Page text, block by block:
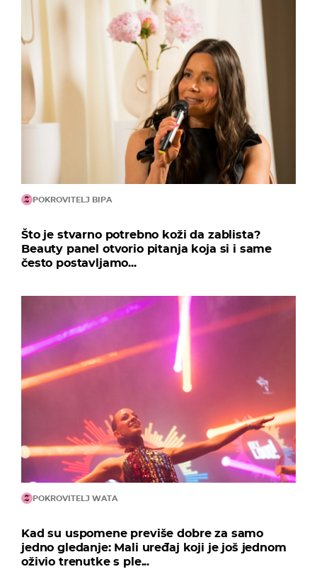
POKROVITELJ BIPA
Što je stvarno potrebno koži da zablista?
Beauty panel otvorio pitanja koja si i same
često postavljamo...
POKROVITELJ WATA
Kad su uspomene previše dobre za samo
jedno gledanje: Mali uređaj koji je još jednom
oživio trenutke s ple...